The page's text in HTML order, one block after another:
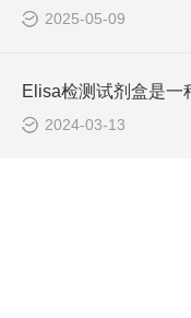
2025-05-09
2024-03-13